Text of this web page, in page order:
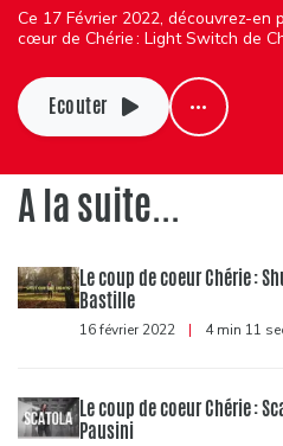
Ce 17 Février 2022, découvrez-en
cœur de Chérie : Light Switch de
Ecouter
A la suite...
Le coup de coeur Chérie :
Bastille
16 février 2022 | 4 min 11
Le coup de coeur Chérie :
Pausini